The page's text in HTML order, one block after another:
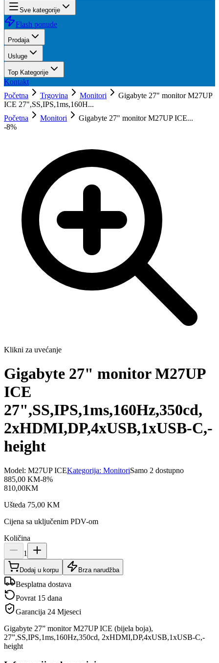
Sve kategorije
Flash ponude
Prodaja
Usluge
Top Kategorije
Kontakt
Početna
Trgovina Monitori
Gigabyte 27" monitor M27UP
ICE 27",SS,IPS,1ms,160H...
Početna
Monitori
Gigabyte 27" monitor M27UP ICE...
-8%
Klikni za uvećanje
Gigabyte 27" monitor M27UP
ICE
27",SS,IPS,1ms,160Hz,350cd,
2xHDMI,DP,4xUSB,1xUSB-C,-
height
Model: M27UP ICEKategorija: MonitoriSamo 2 dostupno
885,00 KM-8%
810,00KM
Ušteda 75,00 KM
Cijena sa uključenim PDV-om
Količina
1
Dodaj u korpu Brza narudžba
Besplatna dostava
Povrat 15 dana
Garancija 24 Mjeseci
Gigabyte 27” monitor M27UP ICE (bijela boja),
27”,SS,IPS,1ms,160Hz,350cd, 2xHDMI,DP,4xUSB,1xUSB-C,-
height